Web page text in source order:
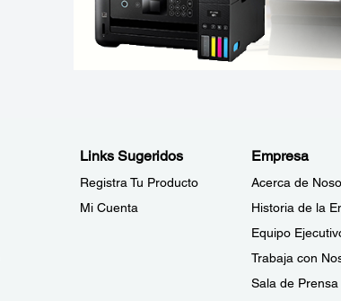
Links Sugeridos
Registra Tu Producto
Mi Cuenta
Empresa
Acerca de
Historia de la
Equipo
Trabaja con
Sala de Prensa